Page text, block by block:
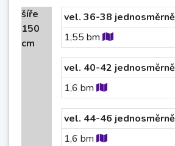
šíře
150
cm
vel. 36-38 jednosměrně
1,55 bm
vel. 40-42 jednosměrně
1,6 bm
vel. 44-46 jednosměrně
1,6 bm